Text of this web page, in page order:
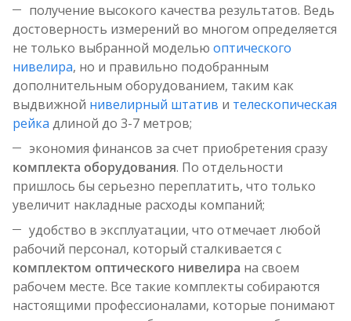
получение высокого качества результатов. Ведь
достоверность измерений во многом определяется
не только выбранной моделью оптического
нивелира, но и правильно подобранным
дополнительным оборудованием, таким как
выдвижной нивелирный штатив и телескопическая
рейка длиной до 3-7 метров;
экономия финансов за счет приобретения сразу
комплекта оборудования. По отдельности
пришлось бы серьезно переплатить, что только
увеличит накладные расходы компаний;
удобство в эксплуатации, что отмечает любой
рабочий персонал, который сталкивается с
комплектом оптического нивелира на своем
рабочем месте. Все такие комплекты собираются
настоящими профессионалами, которые понимают